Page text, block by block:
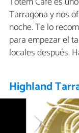
Tarragona y nos
noche. Te lo
para empezar el
locales después.
Highland